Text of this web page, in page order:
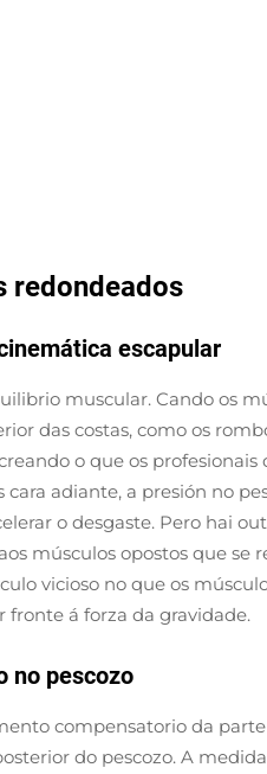
redondeados
escapular
muscular. Cando os
das costas, como os
o que os
adiante, a presión no
o desgaste. Pero hai
músculos opostos que se
vicioso no que os
fronte á forza da gravidade.
no pescozo
compensatorio da
do pescozo. A